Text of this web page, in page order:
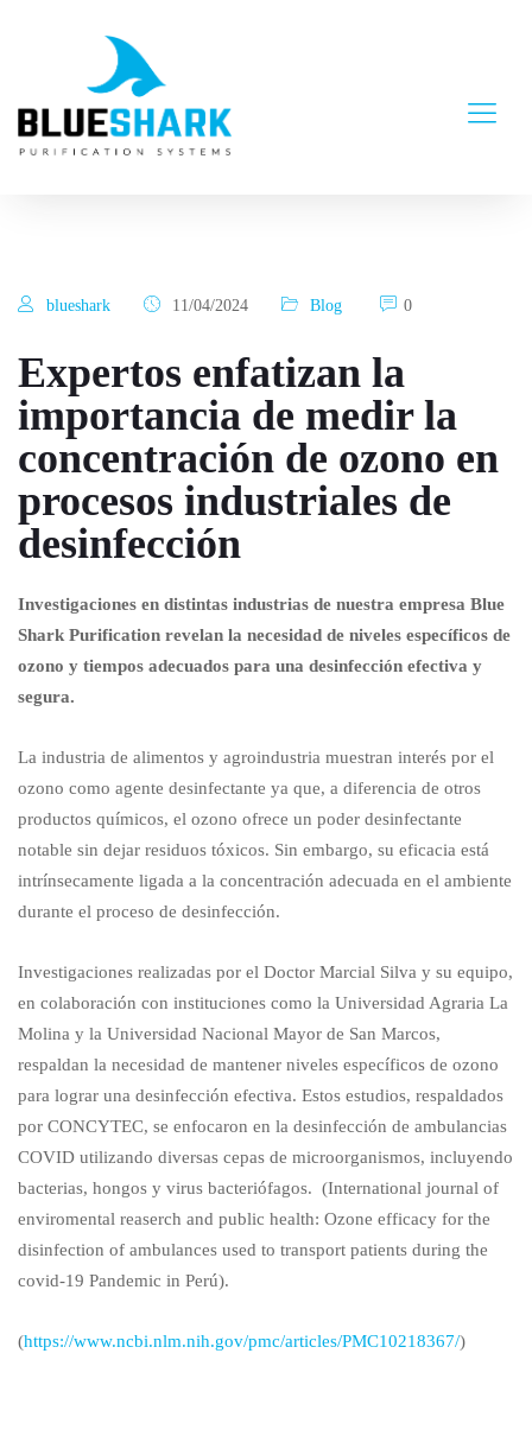
blueshark 11/04/2024 Blog 0
Expertos enfatizan la
importancia de medir la
concentración de ozono en
procesos industriales de
desinfección
Investigaciones en distintas industrias de nuestra empresa Blue
Shark Purification revelan la necesidad de niveles específicos de
ozono y tiempos adecuados para una desinfección efectiva y
segura.
La industria de alimentos y agroindustria muestran interés por el
ozono como agente desinfectante ya que, a diferencia de otros
productos químicos, el ozono ofrece un poder desinfectante
notable sin dejar residuos tóxicos. Sin embargo, su eficacia está
intrínsecamente ligada a la concentración adecuada en el ambiente
durante el proceso de desinfección.
Investigaciones realizadas por el Doctor Marcial Silva y su equipo,
en colaboración con instituciones como la Universidad Agraria La
Molina y la Universidad Nacional Mayor de San Marcos,
respaldan la necesidad de mantener niveles específicos de ozono
para lograr una desinfección efectiva. Estos estudios, respaldados
por CONCYTEC, se enfocaron en la desinfección de ambulancias
COVID utilizando diversas cepas de microorganismos, incluyendo
bacterias, hongos y virus bacteriófagos. (International journal of
enviromental reaserch and public health: Ozone efficacy for the
disinfection of ambulances used to transport patients during the
covid-19 Pandemic in Perú).
(https://www.ncbi.nlm.nih.gov/pmc/articles/PMC10218367/)